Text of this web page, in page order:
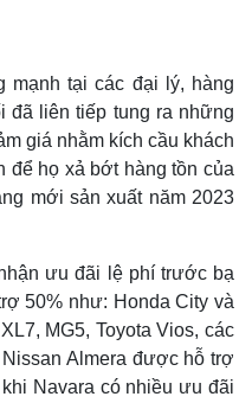
Tiêu dùng
Tỷ giá
Chứng khoán
Giá cà phê
mạnh tại các đại lý, hàng
đã liên tiếp tung ra những
giá nhằm kích cầu khách
để họ xả bớt hàng tồn của
mới sản xuất năm 2023
ưu đãi lệ phí trước bạ
50% như: Honda City và
MG5, Toyota Vios, các
Almera được hỗ trợ
Navara có nhiều ưu đãi